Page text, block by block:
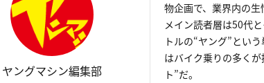
ヤングマシン編集部
物企画で、業界内の生
メイン読者層は50代
トルの“ヤング”とい
はバイク乗りの多く
ト”だ。